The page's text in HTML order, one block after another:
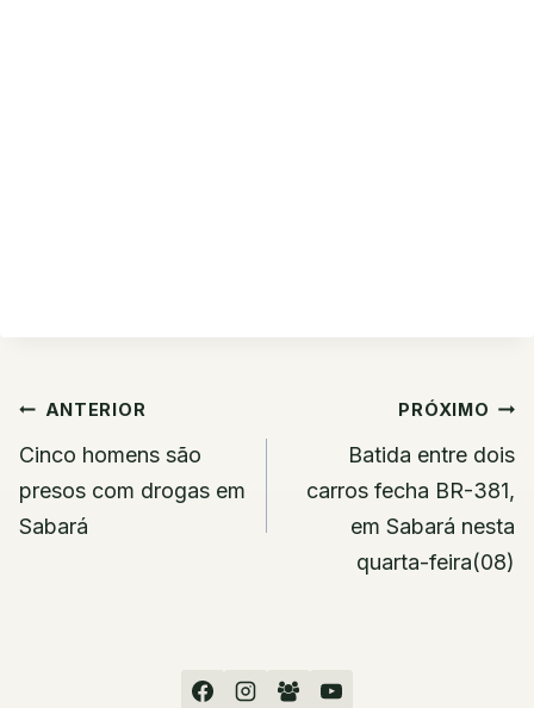
Navegação
de
Post
ANTERIOR
Cinco homens são
presos com drogas em
Sabará
PRÓXIMO
Batida entre dois
carros fecha BR-381,
em Sabará nesta
quarta-feira(08)